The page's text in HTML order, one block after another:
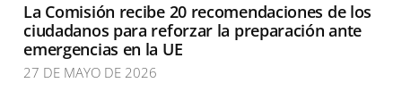
La Comisión recibe 20 recomendaciones de los
ciudadanos para reforzar la preparación ante
emergencias en la UE
27 DE MAYO DE 2026